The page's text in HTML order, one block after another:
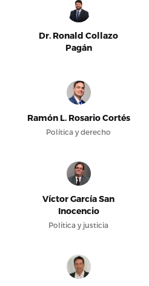
Dr. Ronald Collazo
Pagán
Ramón L. Rosario Cortés
Política y derecho
Víctor García San
Inocencio
Política y justicia